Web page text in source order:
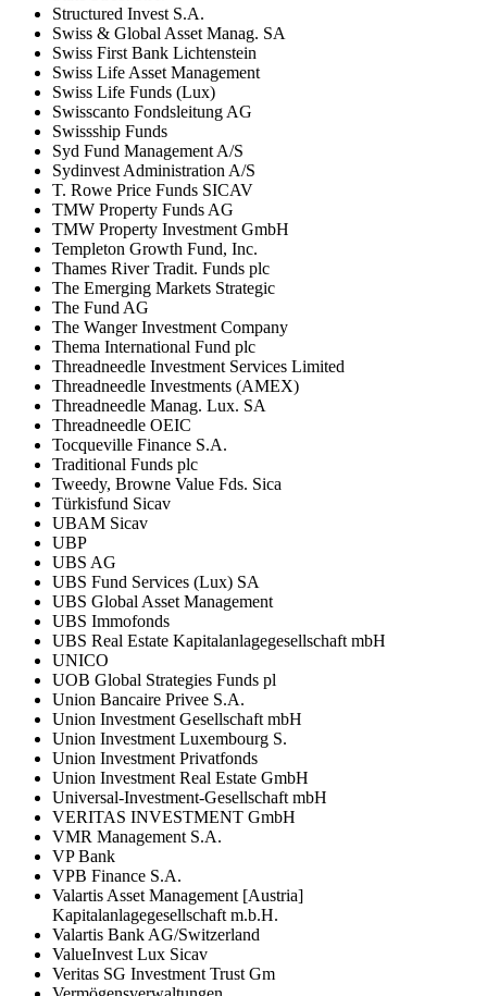
Structured Invest S.A.
Swiss & Global Asset Manag. SA
Swiss First Bank Lichtenstein
Swiss Life Asset Management
Swiss Life Funds (Lux)
Swisscanto Fondsleitung AG
Swissship Funds
Syd Fund Management A/S
Sydinvest Administration A/S
T. Rowe Price Funds SICAV
TMW Property Funds AG
TMW Property Investment GmbH
Templeton Growth Fund, Inc.
Thames River Tradit. Funds plc
The Emerging Markets Strategic
The Fund AG
The Wanger Investment Company
Thema International Fund plc
Threadneedle Investment Services Limited
Threadneedle Investments (AMEX)
Threadneedle Manag. Lux. SA
Threadneedle OEIC
Tocqueville Finance S.A.
Traditional Funds plc
Tweedy, Browne Value Fds. Sica
Türkisfund Sicav
UBAM Sicav
UBP
UBS AG
UBS Fund Services (Lux) SA
UBS Global Asset Management
UBS Immofonds
UBS Real Estate Kapitalanlagegesellschaft mbH
UNICO
UOB Global Strategies Funds pl
Union Bancaire Privee S.A.
Union Investment Gesellschaft mbH
Union Investment Luxembourg S.
Union Investment Privatfonds
Union Investment Real Estate GmbH
Universal-Investment-Gesellschaft mbH
VERITAS INVESTMENT GmbH
VMR Management S.A.
VP Bank
VPB Finance S.A.
Valartis Asset Management [Austria]
Kapitalanlagegesellschaft m.b.H.
Valartis Bank AG/Switzerland
ValueInvest Lux Sicav
Veritas SG Investment Trust Gm